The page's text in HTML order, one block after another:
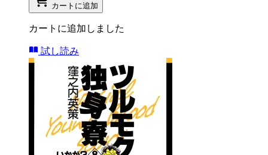
カートに追加
カートに追加しました
試し読み